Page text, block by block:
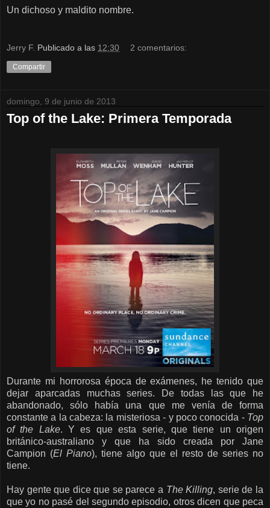
Un dichoso y maldito nombre.
Jerry F. Publicado a las 12:30 2 comentarios:
Compartir
domingo, 9 de junio de 2013
Top of the Lake: Primera Temporada
Durante mi horrorosa época de exámenes, he tenido que
dejar aparcadas muchas series. De todas las que he
abandonado, sólo había una que me venía de forma
constante a la cabeza: la misteriosa - y poco conocida - Top
of the Lake. Y es que esta serie, que tiene un origen
británico-australiano y que ha sido creada por Jane
Campion (El Piano), tiene algo que el resto de series no
tiene.
Hay gente que dice que se parece a The Killing, serie de la
que yo no pasé del segundo episodio, otros dicen que peca